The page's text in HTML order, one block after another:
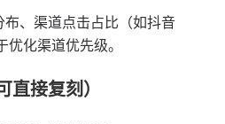
、渠道点击占比（如抖音
化渠道优先级。
直接复刻）